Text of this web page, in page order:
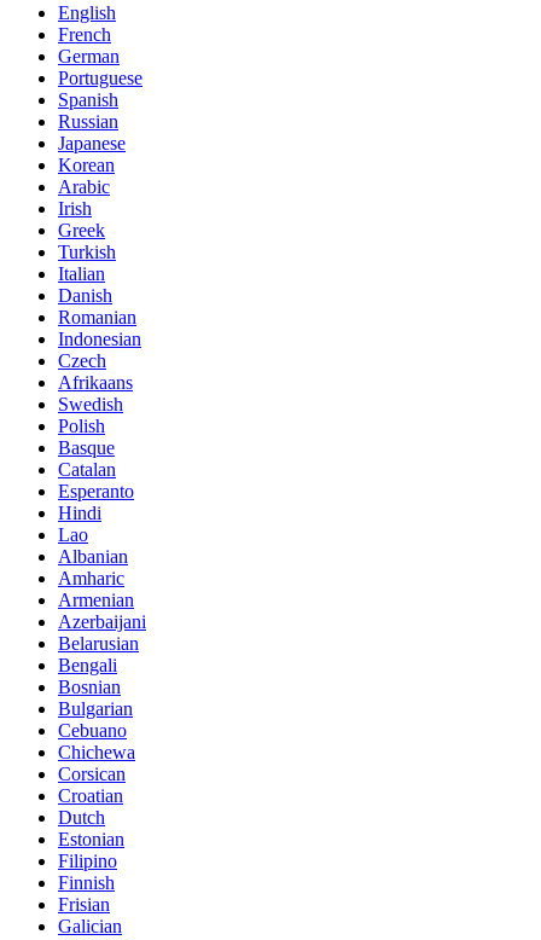
English
French
German
Portuguese
Spanish
Russian
Japanese
Korean
Arabic
Irish
Greek
Turkish
Italian
Danish
Romanian
Indonesian
Czech
Afrikaans
Swedish
Polish
Basque
Catalan
Esperanto
Hindi
Lao
Albanian
Amharic
Armenian
Azerbaijani
Belarusian
Bengali
Bosnian
Bulgarian
Cebuano
Chichewa
Corsican
Croatian
Dutch
Estonian
Filipino
Finnish
Frisian
Galician